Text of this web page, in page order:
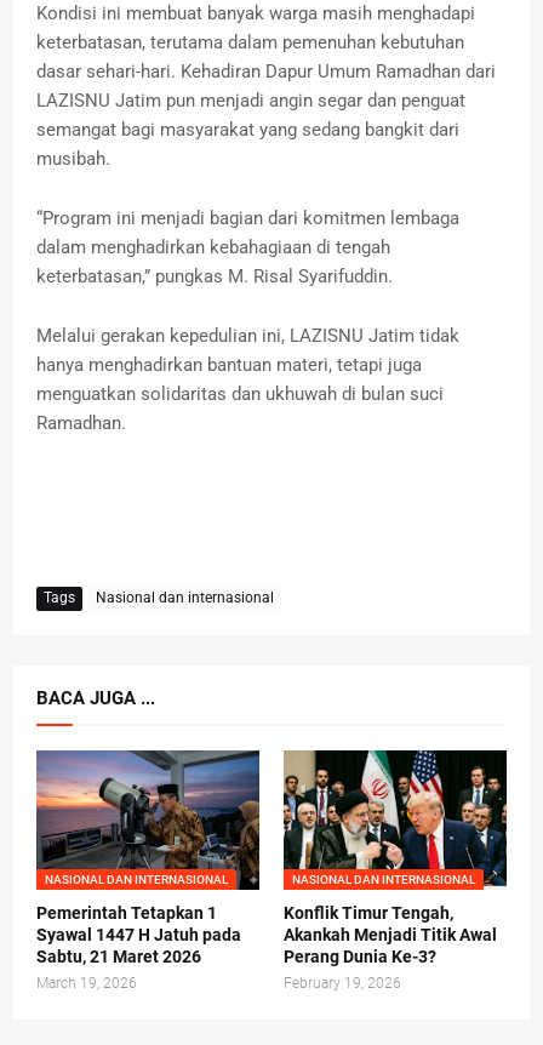
Kondisi ini membuat banyak warga masih menghadapi
keterbatasan, terutama dalam pemenuhan kebutuhan
dasar sehari-hari. Kehadiran Dapur Umum Ramadhan dari
LAZISNU Jatim pun menjadi angin segar dan penguat
semangat bagi masyarakat yang sedang bangkit dari
musibah.
“Program ini menjadi bagian dari komitmen lembaga
dalam menghadirkan kebahagiaan di tengah
keterbatasan,” pungkas M. Risal Syarifuddin.
Melalui gerakan kepedulian ini, LAZISNU Jatim tidak
hanya menghadirkan bantuan materi, tetapi juga
menguatkan solidaritas dan ukhuwah di bulan suci
Ramadhan.
Tags Nasional dan internasional
BACA JUGA ...
NASIONAL DAN INTERNASIONAL
Pemerintah Tetapkan 1
Syawal 1447 H Jatuh pada
Sabtu, 21 Maret 2026
March 19, 2026
NASIONAL DAN INTERNASIONAL
Konflik Timur Tengah,
Akankah Menjadi Titik Awal
Perang Dunia Ke-3?
February 19, 2026